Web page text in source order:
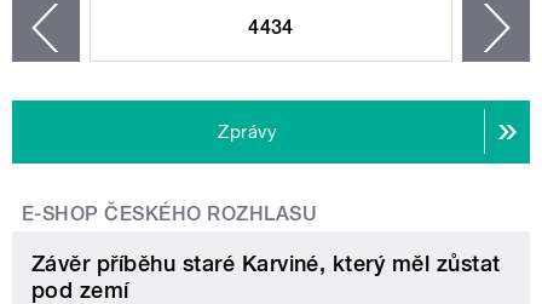
4434
Zprávy
E-SHOP ČESKÉHO ROZHLASU
Závěr příběhu staré Karviné, který měl zůstat
pod zemí